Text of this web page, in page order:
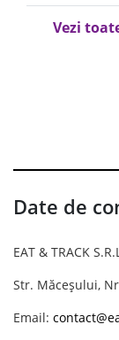
Vezi
Date de
EAT & TRACK
Str. Măceșului,
Email: